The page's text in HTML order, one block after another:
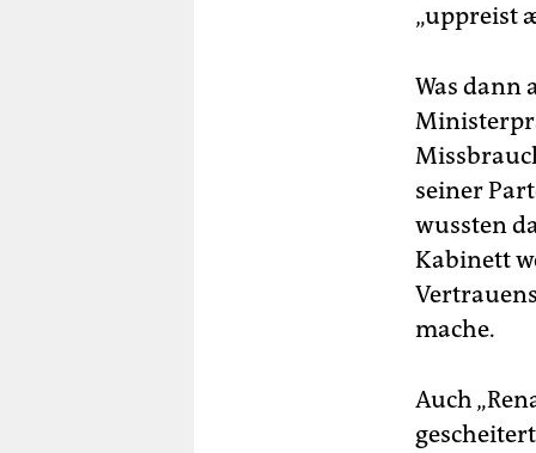
„uppreist
Was dann
seiner
wussten
Kabinett
mache.
Auch